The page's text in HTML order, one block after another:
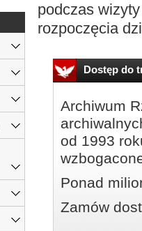
podczas
rozpoczęcia
Dostęp do
Archiwum
od 1993
Ponad
Zamów